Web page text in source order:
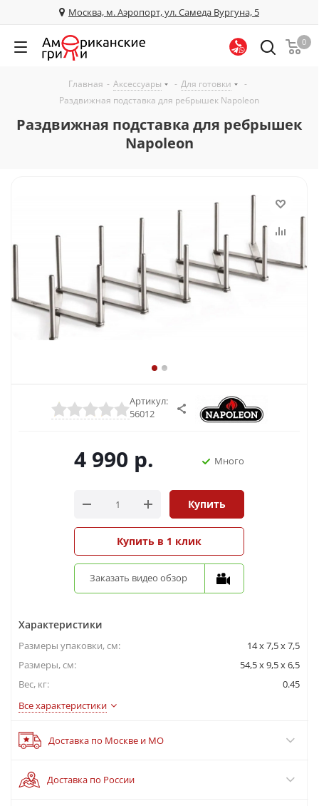
Москва, м. Аэропорт, ул. Самеда Вургуна, 5
0
Главная - Аксессуары - Для готовки
-
Раздвижная подставка для ребрышек Napoleon
Раздвижная подставка для ребрышек
Napoleon
Артикул:
56012
4 990 р. Много
Купить
Купить в 1 клик
Заказать видео обзор
Характеристики
Размеры упаковки, cм:
14 х 7,5 х 7,5
Размеры, см:
54,5 x 9,5 x 6,5
Вес, кг:
0.45
Все характеристики
Доставка по Москве и МО
Доставка по России